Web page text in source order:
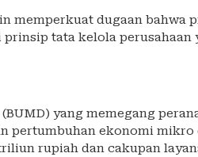
memperkuat dugaan bahwa
tata kelola perusahaan
yang memegang
pertumbuhan ekonomi mikro
rupiah dan cakupan